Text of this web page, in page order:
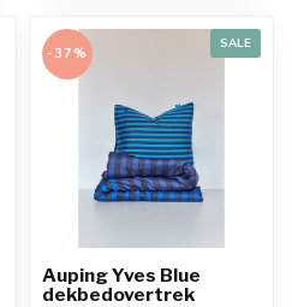
SALE
-37%
Auping Yves Blue
dekbedovertrek